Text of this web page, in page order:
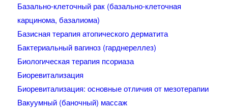
Базально-клеточный рак (базально-клеточная
карцинома, базалиома)
Базисная терапия атопического дерматита
Бактериальный вагиноз (гарднереллез)
Биологическая терапия псориаза
Биоревитализация
Биоревитализация: основные отличия от мезотерапии
Вакуумный (баночный) массаж